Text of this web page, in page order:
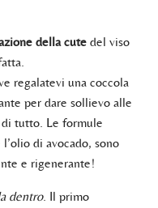
della cute del viso
regalatevi una coccola
per dare sollievo alle
tutto. Le formule
di avocado, sono
e rigenerante!
dentro. Il primo